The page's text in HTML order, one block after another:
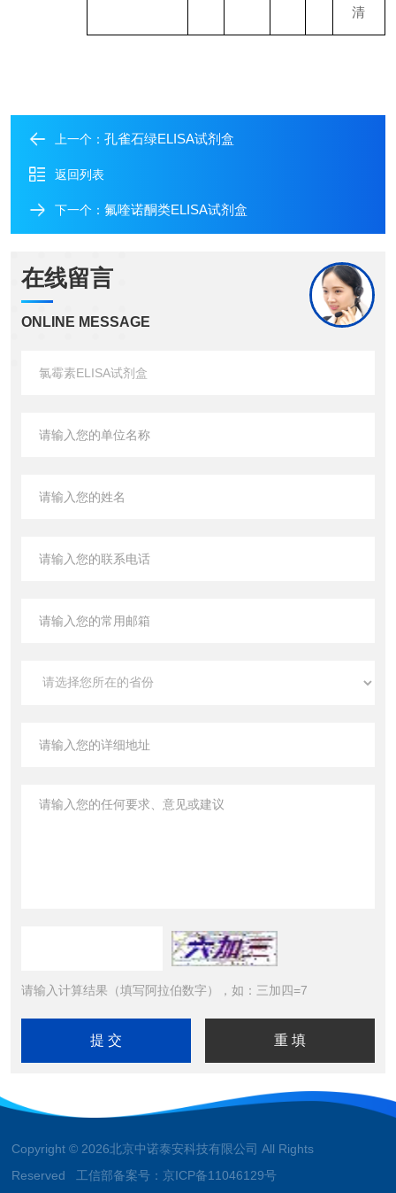
清
上一个： 孔雀石绿ELISA试剂盒
返回列表
下一个： 氟喹诺酮类ELISA试剂盒
在线留言
ONLINE MESSAGE
请输入计算结果（填写阿拉伯数字），如：三加四=7
Copyright © 2026北京中诺泰安科技有限公司 All Rights
Reserved 工信部备案号： 京ICP备11046129号